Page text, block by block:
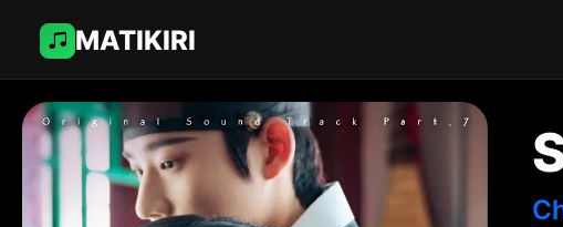
MATIKIRI